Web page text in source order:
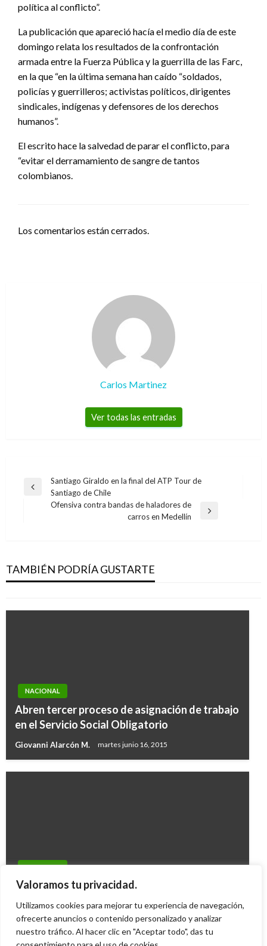
Valoramos tu privacidad.
Utilizamos cookies para mejorar tu experiencia de navegación,
ofrecerte anuncios o contenido personalizado y analizar
nuestro tráfico. Al hacer clic en "Aceptar todo", das tu
política al conflicto”.
La publicación que apareció hacía el medio día de este
domingo relata los resultados de la confrontación
armada entre la Fuerza Pública y la guerrilla de las Farc,
en la que “en la última semana han caído “soldados,
policías y guerrilleros; activistas políticos, dirigentes
sindicales, indígenas y defensores de los derechos
humanos”.
El escrito hace la salvedad de parar el conflicto, para
“evitar el derramamiento de sangre de tantos
colombianos.
Los comentarios están cerrados.
Carlos Martinez
Ver todas las entradas
Navegación
Entrada
anterior
Santiago Giraldo en la final del ATP Tour de
Santiago de Chile
Ofensiva contra bandas de haladores de
carros en Medellín
TAMBIÉN PODRÍA GUSTARTE
roban casa del líder opositor Leopoldo López
Ariel Cabrera jueves mayo 2, 2019
NACIONAL
Abren tercer proceso de asignación de trabajo
en el Servicio Social Obligatorio
Giovanni Alarcón M. martes junio 16, 2015
NACIONAL
Inhumarán cadáveres de caídos con ‘Reyes’
Giovanni Alarcón M. jueves mayo 1, 2008
Presidente entregará este viernes soluciones
de energía solar a familias de Tierralta,
Giovanni Alarcón M. jueves mayo 30, 2019